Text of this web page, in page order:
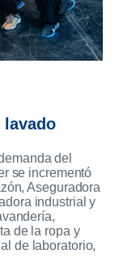
lavado
del
se incrementó
Aseguradora
industrial y
de la ropa y
de laboratorio,